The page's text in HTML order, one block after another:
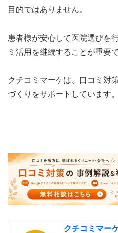
目的ではありません。
患者様が安心して医院選びを
ミ活用を継続することが重要で
クチコミマーケは、口コミ対
づくりをサポートしています。
クチコミマー